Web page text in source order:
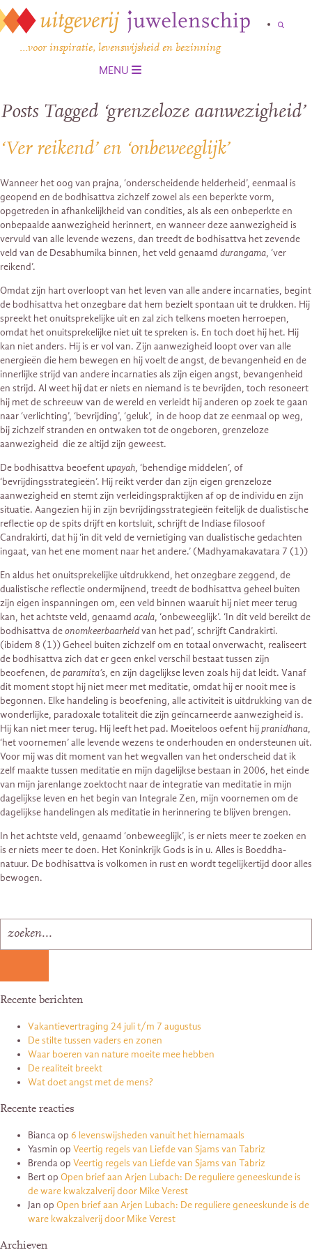
…voor inspiratie, levenswijsheid en bezinning
MENU
Posts Tagged ‘grenzeloze aanwezigheid’
‘Ver reikend’ en ‘onbeweeglijk’
Wanneer het oog van prajna, ‘onderscheidende helderheid’, eenmaal is
geopend en de bodhisattva zichzelf zowel als een beperkte vorm,
opgetreden in afhankelijkheid van condities, als als een onbeperkte en
onbepaalde aanwezigheid herinnert, en wanneer deze aanwezigheid is
vervuld van alle levende wezens, dan treedt de bodhisattva het zevende
veld van de Desabhumika binnen, het veld genaamd durangama, ‘ver
reikend’.
Omdat zijn hart overloopt van het leven van alle andere incarnaties, begint
de bodhisattva het onzegbare dat hem bezielt spontaan uit te drukken. Hij
spreekt het onuitsprekelijke uit en zal zich telkens moeten herroepen,
omdat het onuitsprekelijke niet uit te spreken is. En toch doet hij het. Hij
kan niet anders. Hij is er vol van. Zijn aanwezigheid loopt over van alle
energieën die hem bewegen en hij voelt de angst, de bevangenheid en de
innerlijke strijd van andere incarnaties als zijn eigen angst, bevangenheid
en strijd. Al weet hij dat er niets en niemand is te bevrijden, toch resoneert
hij met de schreeuw van de wereld en verleidt hij anderen op zoek te gaan
naar ‘verlichting’, ‘bevrijding’, ‘geluk’, in de hoop dat ze eenmaal op weg,
bij zichzelf stranden en ontwaken tot de ongeboren, grenzeloze
aanwezigheid die ze altijd zijn geweest.
De bodhisattva beoefent upayah, ‘behendige middelen’, of
‘bevrijdingsstrategieën’. Hij reikt verder dan zijn eigen grenzeloze
aanwezigheid en stemt zijn verleidingspraktijken af op de individu en zijn
situatie. Aangezien hij in zijn bevrijdingsstrategieën feitelijk de dualistische
reflectie op de spits drijft en kortsluit, schrijft de Indiase filosoof
Candrakirti, dat hij ‘in dit veld de vernietiging van dualistische gedachten
ingaat, van het ene moment naar het andere.’ (Madhyamakavatara 7 (1))
En aldus het onuitsprekelijke uitdrukkend, het onzegbare zeggend, de
dualistische reflectie ondermijnend, treedt de bodhisattva geheel buiten
zijn eigen inspanningen om, een veld binnen waaruit hij niet meer terug
kan, het achtste veld, genaamd acala, ‘onbeweeglijk’. ‘In dit veld bereikt de
bodhisattva deonomkeerbaarheidvan het pad’, schrijft Candrakirti.
(ibidem 8 (1)) Geheel buiten zichzelf om en totaal onverwacht, realiseert
de bodhisattva zich dat er geen enkel verschil bestaat tussen zijn
beoefenen, deparamita’s, en zijn dagelijkse leven zoals hij dat leidt. Vanaf
dit moment stopt hij niet meer met meditatie, omdat hij er nooit mee is
begonnen. Elke handeling is beoefening, alle activiteit is uitdrukking van de
wonderlijke, paradoxale totaliteit die zijn geïncarneerde aanwezigheid is.
Hij kan niet meer terug. Hij leeft het pad. Moeiteloos oefent hijpranidhana,
‘het voornemen’ alle levende wezens te onderhouden en ondersteunen uit.
Voor mij was dit moment van het wegvallen van het onderscheid dat ik
zelf maakte tussen meditatie en mijn dagelijkse bestaan in 2006, het einde
van mijn jarenlange zoektocht naar de integratie van meditatie in mijn
dagelijkse leven en het begin van Integrale Zen, mijn voornemen om de
dagelijkse handelingen als meditatie in herinnering te blijven brengen.
In het achtste veld, genaamd ‘onbeweeglijk’, is er niets meer te zoeken en
is er niets meer te doen. Het Koninkrijk Gods is in u. Alles is Boeddha-
natuur. De bodhisattva is volkomen in rust en wordt tegelijkertijd door alles
bewogen.
Recente berichten
Vakantievertraging 24 juli t/m 7 augustus
De stilte tussen vaders en zonen
Waar boeren van nature moeite mee hebben
De realiteit breekt
Wat doet angst met de mens?
Recente reacties
Biancaop 6 levenswijsheden vanuit het hiernamaals
Yasmin op Veertig regels van Liefde van Sjams van Tabriz
Brendaop Veertig regels van Liefde van Sjams van Tabriz
Bertop Open brief aan Arjen Lubach: De reguliere geneeskunde is
de ware kwakzalverij door Mike Verest
Jan op Open brief aan Arjen Lubach: De reguliere geneeskunde is de
ware kwakzalverij door Mike Verest
Archieven